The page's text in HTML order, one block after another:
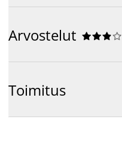
Arvostelut 




Toimitus